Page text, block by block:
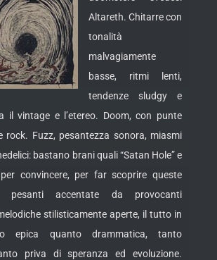
Altareth. Chitarre con
tonalità
malvagiamente
basse, ritmi lenti,
tendenze sludgy e
il vintage e l’etereo. Doom, con punte
rock. Fuzz, pesantezza sonora, miasmi
bastano brani quali “Satan Hole” e
convincere, per far scoprire queste
pesanti accentate da provocanti
stilisticamente aperte, il tutto in
epica quanto drammatica, tanto
priva di speranza ed evoluzione.